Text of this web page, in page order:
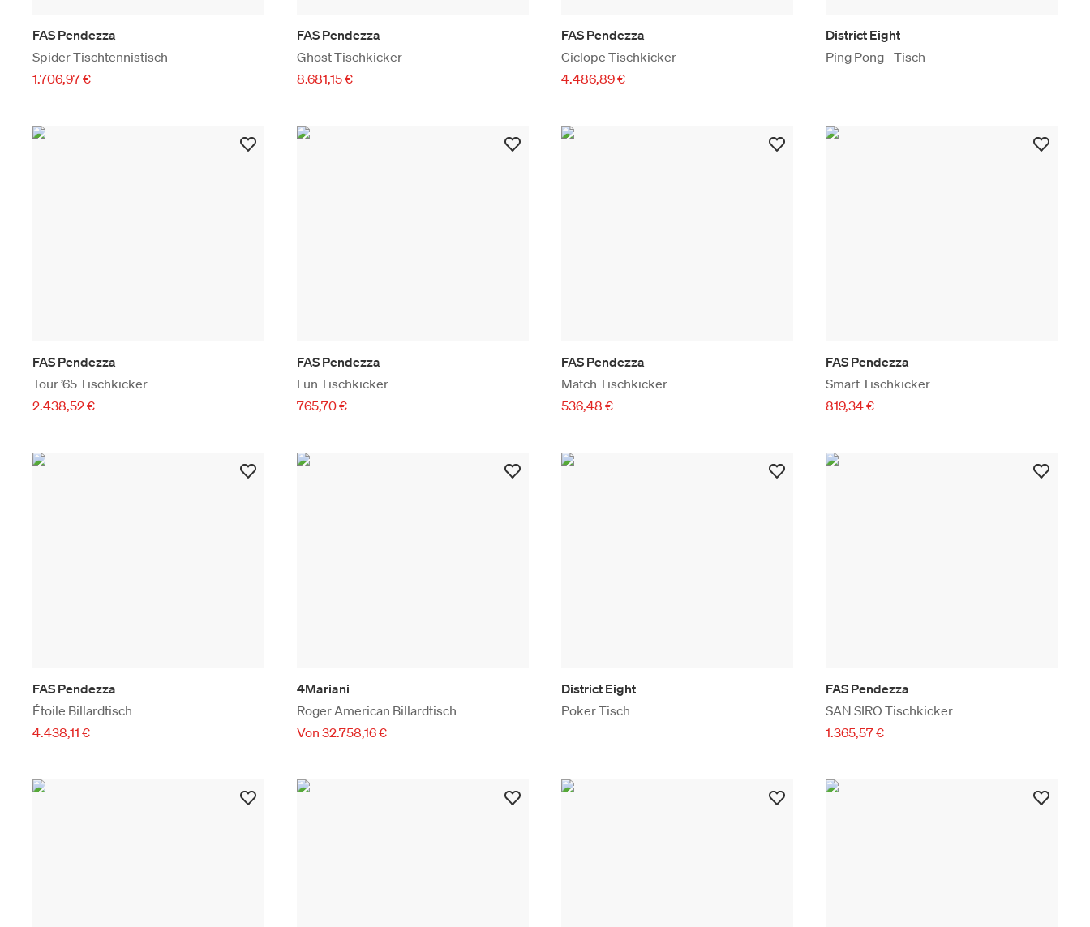
FAS Pendezza
Spider Tischtennistisch
1.706,97 €
FAS Pendezza
Ghost Tischkicker
8.681,15 €
FAS Pendezza
Ciclope Tischkicker
4.486,89 €
District Eight
Ping Pong - Tisch
FAS Pendezza
Tour ’65 Tischkicker
2.438,52 €
FAS Pendezza
Fun Tischkicker
765,70 €
FAS Pendezza
Match Tischkicker
536,48 €
FAS Pendezza
Smart Tischkicker
819,34 €
FAS Pendezza
Étoile Billardtisch
4.438,11 €
4Mariani
Roger American Billardtisch
Von 32.758,16 €
District Eight
Poker Tisch
FAS Pendezza
SAN SIRO Tischkicker
1.365,57 €